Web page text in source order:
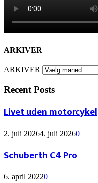
ARKIVER
ARKIVER
Recent Posts
Livet uden motorcykel
2. juli 20264. juli 20260
Schuberth C4 Pro
6. april 20220